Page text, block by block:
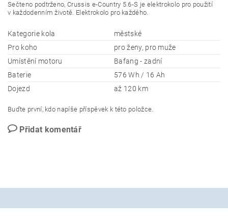
Sečteno podtrženo, Crussis e-Country 5.6-S je elektrokolo pro použití
v každodenním životě. Elektrokolo pro každého.
Kategorie kola
městské
Pro koho
pro ženy, pro muže
Umístění motoru
Bafang - zadní
Baterie
576 Wh / 16 Ah
Dojezd
až 120 km
Buďte první, kdo napíše příspěvek k této položce.
Přidat komentář